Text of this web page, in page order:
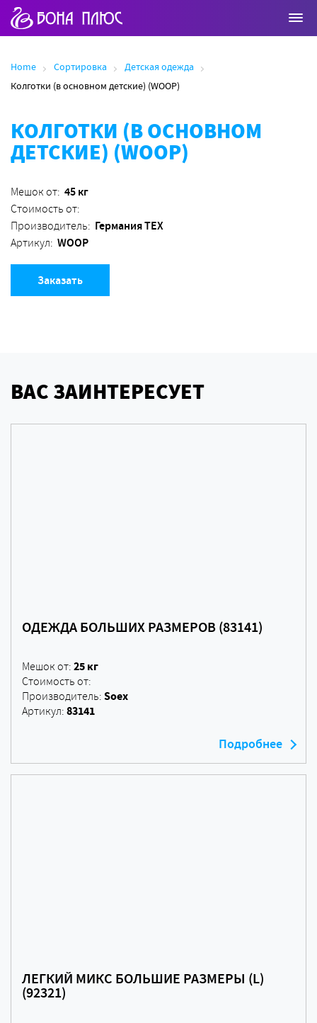
Home Сортировка
Детская одежда
Колготки (в основном детские) (WOOP)
КОЛГОТКИ (В ОСНОВНОМ
ДЕТСКИЕ) (WOOP)
Мешок от: 45 кг
Стоимость от:
Производитель: Германия ТЕХ
Артикул: WOOP
Заказать
ВАС ЗАИНТЕРЕСУЕТ
ОДЕЖДА БОЛЬШИХ РАЗМЕРОВ (83141)
Мешок от: 25 кг
Стоимость от:
Производитель: Soex
Артикул: 83141
Подробнее
ЛЕГКИЙ МИКС БОЛЬШИЕ РАЗМЕРЫ (L)
(92321)